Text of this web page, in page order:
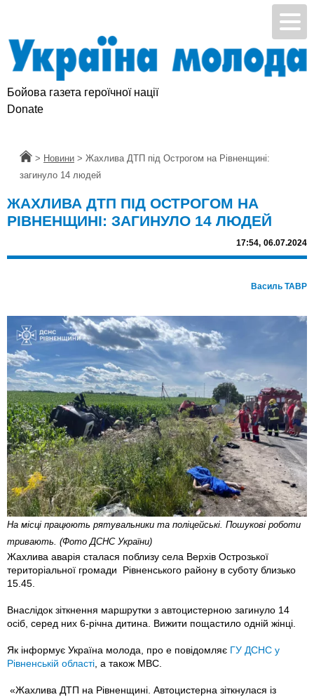
Бойова газета героїчної нації
Donate
Головна
> Новини > Жахлива ДТП під Острогом на Рівненщині:
загинуло 14 людей
ЖАХЛИВА ДТП ПІД ОСТРОГОМ НА
РІВНЕНЩИНІ: ЗАГИНУЛО 14 ЛЮДЕЙ
17:54, 06.07.2024
Василь ТАВР
На місці працюють рятувальники та поліцейські. Пошукові роботи
тривають. (Фото ДСНС України)
Жахлива аварія сталася поблизу села Верхів Острозької
територіальної громади Рівненського району в суботу близько
15.45.
Внаслідок зіткнення маршрутки з автоцистерною загинуло 14
осіб, серед них 6-річна дитина. Вижити пощастило одній жінці.
Як інформує Україна молода, про е повідомляє ГУ ДСНС у
Рівненській області , а також МВС.
«Жахлива ДТП на Рівненщині. Автоцистерна зіткнулася із